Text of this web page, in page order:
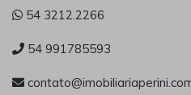
54 3212.2266
54 991785593